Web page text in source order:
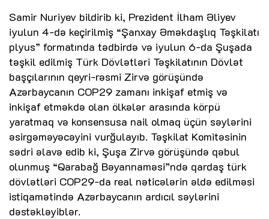
Samir Nuriyev bildirib ki, Prezident İlham Əliyev
iyulun 4-də keçirilmiş “Şanxay Əməkdaşlıq Təşkilatı
plyus” formatında tədbirdə və iyulun 6-da Şuşada
təşkil edilmiş Türk Dövlətləri Təşkilatının Dövlət
başçılarının qeyri-rəsmi Zirvə görüşündə
Azərbaycanın COP29 zamanı inkişaf etmiş və
inkişaf etməkdə olan ölkələr arasında körpü
yaratmaq və konsensusa nail olmaq üçün səylərini
əsirgəməyəcəyini vurğulayıb. Təşkilat Komitəsinin
sədri əlavə edib ki, Şuşa Zirvə görüşündə qəbul
olunmuş “Qarabağ Bəyannaməsi”ndə qardaş türk
dövlətləri COP29-da real nəticələrin əldə edilməsi
istiqamətində Azərbaycanın ardıcıl səylərini
dəstəkləyiblər.